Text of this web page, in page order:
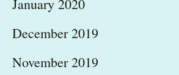
January 2020
December 2019
November 2019